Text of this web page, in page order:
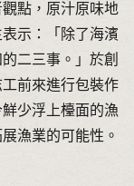
點，原汁原味地
示：「除了海濱
二三事。」於創
前來進行包裝作
少浮上檯面的漁
漁業的可能性。